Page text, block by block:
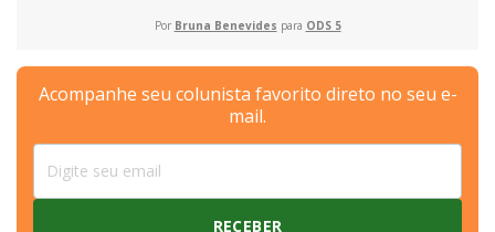
Por Bruna Benevides para ODS 5
Acompanhe seu colunista favorito direto no seu e-
mail.